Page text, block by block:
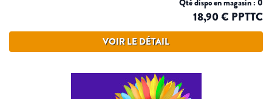
Qté dispo en magasin : 0
18,90 € PPTTC
VOIR LE DÉTAIL